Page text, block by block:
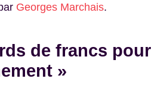
Georges Marchais.
de francs
»